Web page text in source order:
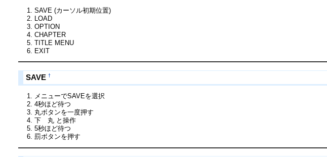
SAVE (カーソル初期位置)
LOAD
OPTION
CHAPTER
TITLE MENU
EXIT
SAVE †
メニューでSAVEを選択
4秒ほど待つ
丸ボタンを一度押す
下 丸 と操作
5秒ほど待つ
罰ボタンを押す